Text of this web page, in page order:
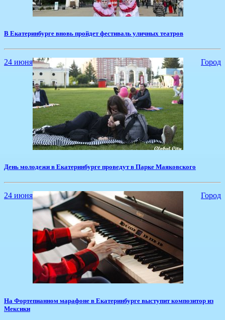
​В Екатеринбурге вновь пройдет фестиваль уличных театров
24 июня Город
День молодежи в Екатеринбурге проведут в Парке Маяковского
24 июня Город
На Фортепианном марафоне в Екатеринбурге выступит композитор из
Мексики